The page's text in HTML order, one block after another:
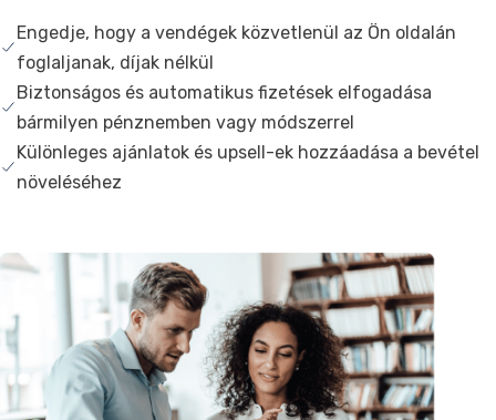
Engedje, hogy a vendégek közvetlenül az Ön oldalán
foglaljanak, díjak nélkül
Biztonságos és automatikus fizetések elfogadása
bármilyen pénznemben vagy módszerrel
Különleges ajánlatok és upsell-ek hozzáadása a bevétel
növeléséhez